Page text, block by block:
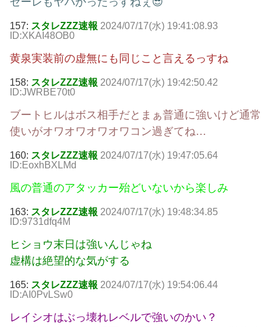
157: スタレZZZ速報 2024/07/17(水) 19:41:08.93
ID:XKAI48OB0
黄泉実装前の虚無にも同じこと言えるっすね
158: スタレZZZ速報 2024/07/17(水) 19:42:50.42
ID:JWRBE70t0
ブートヒルはボス相手だとまぁ普通に強いけど通常
使いがオワオワオワオワコン過ぎてね…
160: スタレZZZ速報 2024/07/17(水) 19:47:05.64
ID:EoxhBXLMd
風の普通のアタッカー殆どいないから楽しみ
163: スタレZZZ速報 2024/07/17(水) 19:48:34.85
ID:9731dfq4M
ヒショウ末日は強いんじゃね
虚構は絶望的な気がする
165: スタレZZZ速報 2024/07/17(水) 19:54:06.44
ID:AI0PvLSw0
レイシオはぶっ壊れレベルで強いのかい？